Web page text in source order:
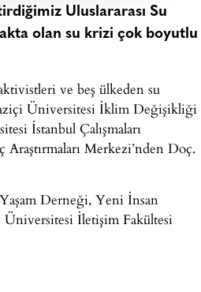
Uluslararası Su
olan su krizi çok boyutlu
ve beş ülkeden su
Üniversitesi İklim Değişikliği
İstanbul Çalışmaları
Merkezi’nden Doç.
Yaşam Derneği, Yeni İnsan
İletişim Fakültesi